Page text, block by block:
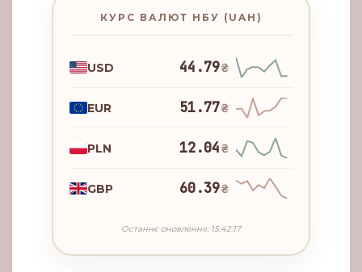
КУРС ВАЛЮТ НБУ (UAH)
USD 44.79₴
EUR 51.77₴
PLN 12.04₴
GBP 60.39₴
Останнє оновлення: 15:42:17